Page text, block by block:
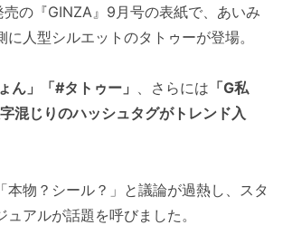
の『GINZA』9月号の表紙で、あいみ
に人型シルエットのタトゥーが登場。
ん」「#タトゥー」 、さらには 「G私
混じりのハッシュタグがトレンド入
本物？シール？」と議論が過熱し、スタ
アルが話題を呼びました。